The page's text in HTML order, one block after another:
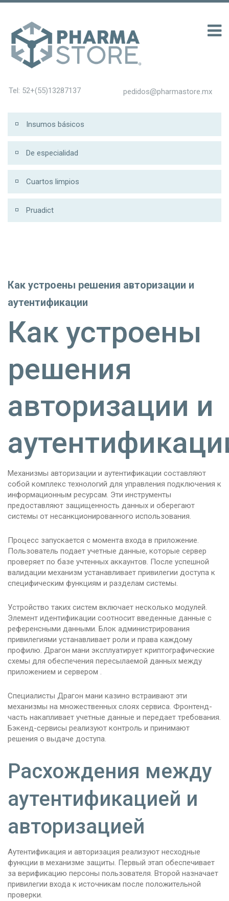
Tel: 52+(55)13287137 pedidos@pharmastore.mx
Insumos básicos
De especialidad
Cuartos limpios
Pruadict
Как устроены решения авторизации и
аутентификации
Как устроены
решения
авторизации и
Механизмы авторизации и аутентификации составляют
собой комплекс технологий для управления подключения к
информационным ресурсам. Эти инструменты
предоставляют защищенность данных и оберегают
системы от несанкционированного использования.
Процесс запускается с момента входа в приложение.
Пользователь подает учетные данные, которые сервер
проверяет по базе учтенных аккаунтов. После успешной
валидации механизм устанавливает привилегии доступа к
специфическим функциям и разделам системы.
Устройство таких систем включает несколько модулей.
Элемент идентификации соотносит введенные данные с
референсными данными. Блок администрирования
привилегиями устанавливает роли и права каждому
профилю. Драгон мани эксплуатирует криптографические
схемы для обеспечения пересылаемой данных между
приложением и сервером .
Специалисты Драгон мани казино встраивают эти
механизмы на множественных слоях сервиса. Фронтенд-
часть накапливает учетные данные и передает требования.
Бэкенд-сервисы реализуют контроль и принимают
решения о выдаче доступа.
Расхождения между
аутентификацией и
авторизацией
Аутентификация и авторизация реализуют несходные
функции в механизме защиты. Первый этап обеспечивает
за верификацию персоны пользователя. Второй назначает
привилегии входа к источникам после положительной
проверки.